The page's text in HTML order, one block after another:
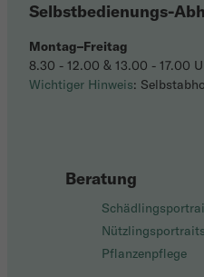
Beratung
Nützlingsportraits
Pflanzenpflege
Selbstbedienungs-
Montag–Freitag
8.30 - 12.00 & 13.00 - 17.00
Wichtiger Hinweis: